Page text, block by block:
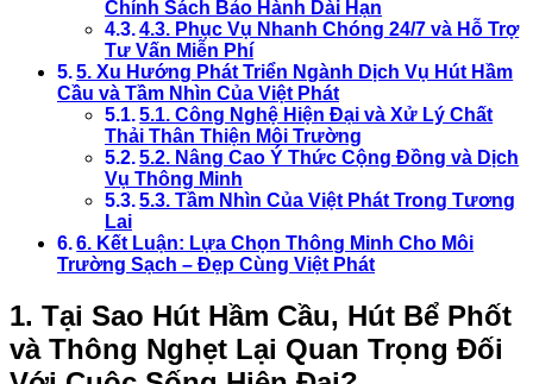
Chính Sách Bảo Hành Dài Hạn
4.3. Phục Vụ Nhanh Chóng 24/7 và Hỗ Trợ
Tư Vấn Miễn Phí
5. Xu Hướng Phát Triển Ngành Dịch Vụ Hút Hầm
Cầu và Tầm Nhìn Của Việt Phát
5.1. Công Nghệ Hiện Đại và Xử Lý Chất
Thải Thân Thiện Môi Trường
5.2. Nâng Cao Ý Thức Cộng Đồng và Dịch
Vụ Thông Minh
5.3. Tầm Nhìn Của Việt Phát Trong Tương
Lai
6. Kết Luận: Lựa Chọn Thông Minh Cho Môi
Trường Sạch – Đẹp Cùng Việt Phát
1. Tại Sao Hút Hầm Cầu, Hút Bể Phốt
và Thông Nghẹt Lại Quan Trọng Đối